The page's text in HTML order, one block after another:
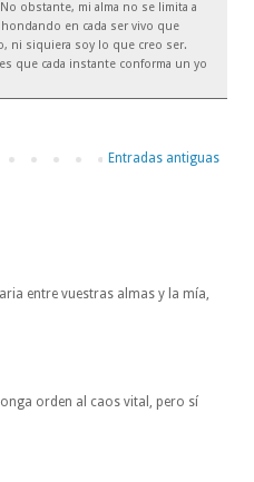
obstante, mi alma no se limita a
en cada ser vivo que
ni siquiera soy lo que creo ser.
que cada instante conforma un yo
Entradas antiguas
entre vuestras almas y la mía,
orden al caos vital, pero sí